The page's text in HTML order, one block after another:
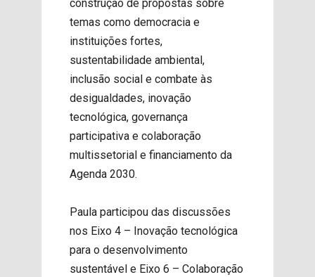
construção de propostas sobre
temas como democracia e
instituições fortes,
sustentabilidade ambiental,
inclusão social e combate às
desigualdades, inovação
tecnológica, governança
participativa e colaboração
multissetorial e financiamento da
Agenda 2030.
Paula participou das discussões
nos Eixo 4 – Inovação tecnológica
para o desenvolvimento
sustentável e Eixo 6 – Colaboração